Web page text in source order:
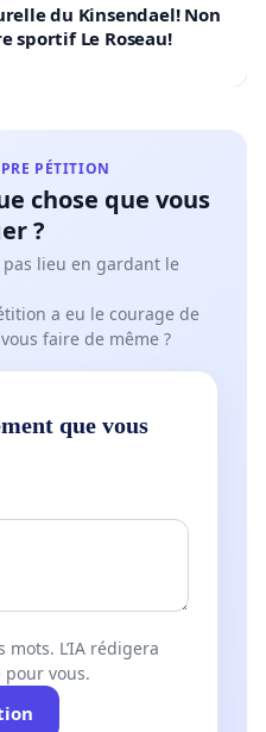
du Kinsendael! Non
sportif Le Roseau!
PÉTITION
chose que vous
?
lieu en gardant le
a eu le courage de
faire de même ?
que vous
mots. L’IA rédigera
vous.